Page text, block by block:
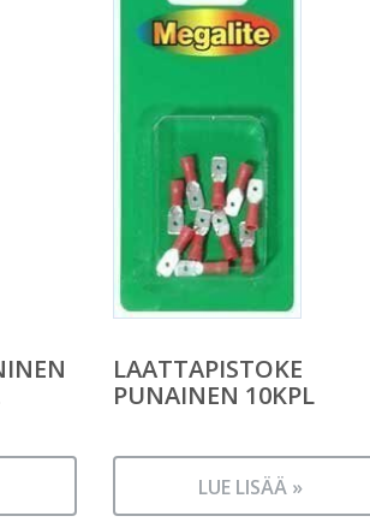
LAATTAPISTOKE
PUNAINEN 10KPL
LUE LISÄÄ »